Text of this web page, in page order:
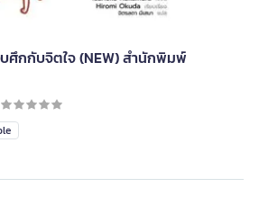
ศึกกับจิตใจ (NEW) สำนักพิมพ์